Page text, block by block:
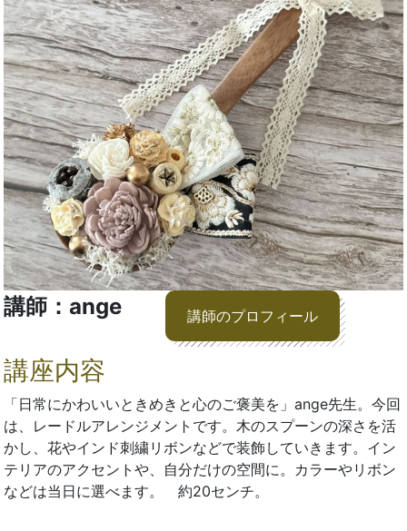
講師：ange 講師のプロフィール
講座内容
「日常にかわいいときめきと心のご褒美を」ange先生。今回
は、レードルアレンジメントです。木のスプーンの深さを活
かし、花やインド刺繍リボンなどで装飾していきます。イン
テリアのアクセントや、自分だけの空間に。カラーやリボン
などは当日に選べます。 約20センチ。